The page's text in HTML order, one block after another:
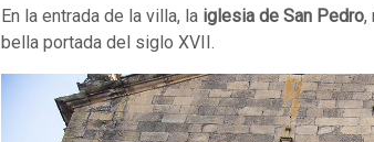
En la entrada de la villa, la iglesia de San Pedro,
bella portada del siglo XVII.